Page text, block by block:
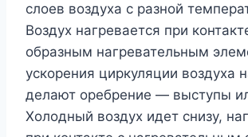
слоев воздуха с разной
Воздух нагревается при
образным нагревательным
ускорения циркуляции воздуха
делают оребрение — выступы
Холодный воздух идет снизу,